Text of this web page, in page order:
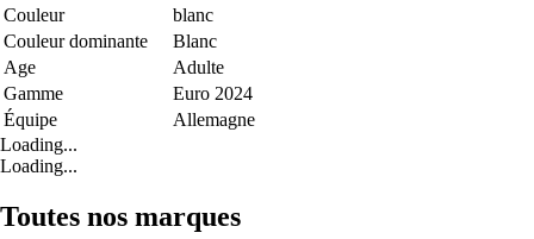
Couleur
blanc
Couleur dominante
Blanc
Age
Adulte
Gamme
Euro 2024
Équipe
Allemagne
Loading...
Loading...
Toutes nos marques